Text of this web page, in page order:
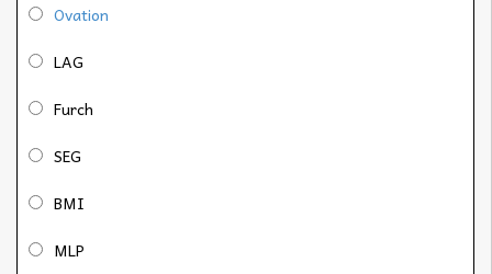
Ovation
LAG
Furch
SEG
BMI
MLP